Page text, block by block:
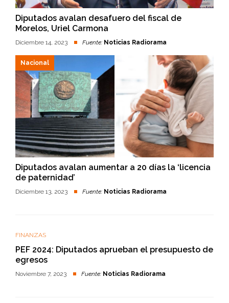
Diputados avalan desafuero del fiscal de
Morelos, Uriel Carmona
Diciembre 14, 2023 Fuente: Noticias Radiorama
Nacional
Diputados avalan aumentar a 20 días la ‘licencia
de paternidad’
Diciembre 13, 2023 Fuente: Noticias Radiorama
FINANZAS
PEF 2024: Diputados aprueban el presupuesto de
egresos
Noviembre 7, 2023 Fuente: Noticias Radiorama